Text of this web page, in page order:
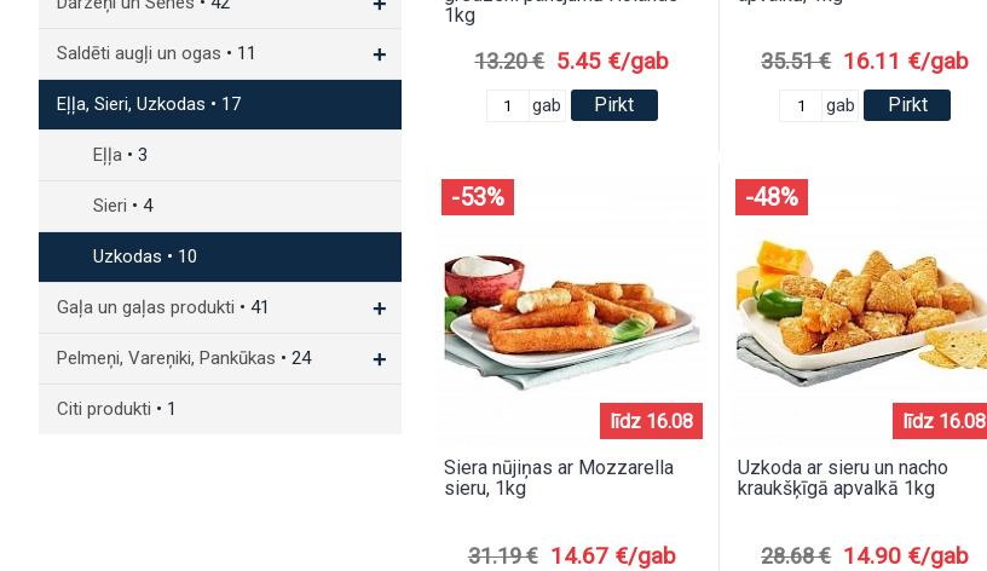
Saldēti augļi un ogas • 11 +
Eļļa, Sieri, Uzkodas • 17
Eļļa • 3
Sieri • 4
Uzkodas • 10
Gaļa un gaļas produkti • 41 +
Pelmeņi, Vareņiki, Pankūkas • 24 +
Citi produkti • 1
1kg
13.20 € 5.45 €/gab
gab Pirkt
35.51 € 16.11 €/gab
gab Pirkt
līdz 16.08
-53%
Siera nūjiņas ar Mozzarella
sieru, 1kg
31.19 € 14.67 €/gab
līdz 16.08
-48%
Uzkoda ar sieru un nacho
kraukšķīgā apvalkā 1kg
28.68 € 14.90 €/gab